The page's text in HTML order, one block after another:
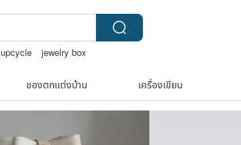
upcycle
jewelry box
ของตกแต่งบ้าน เครื่องเขียน